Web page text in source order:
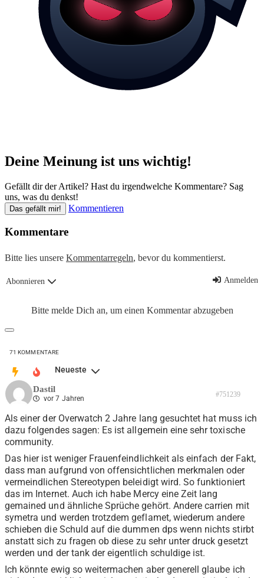
Deine Meinung ist uns wichtig!
Gefällt dir der Artikel? Hast du irgendwelche Kommentare? Sag
uns, was du denkst!
Das gefällt mir! Kommentieren
Kommentare
Bitte lies unsere Kommentarregeln, bevor du kommentierst.
Abonnieren Anmelden
Bitte melde Dich an, um einen Kommentar abzugeben
71 KOMMENTARE
Neueste
Dastil
vor 7 Jahren #751239
Als einer der Overwatch 2 Jahre lang gesuchtet hat muss ich
dazu folgendes sagen: Es ist allgemein eine sehr toxische
community.
Das hier ist weniger Frauenfeindlichkeit als einfach der Fakt,
dass man aufgrund von offensichtlichen merkmalen oder
vermeindlichen Stereotypen beleidigt wird. So funktioniert
das im Internet. Auch ich habe Mercy eine Zeit lang
gemained und ähnliche Sprüche gehört. Andere carrien mit
symetra und werden trotzdem geflamet, wiederum andere
schieben die Schuld auf die dummen dps wenn nichts stirbt
anstatt sich zu fragen ob diese zu sehr unter druck gesetzt
werden und der tank der eigentlich schuldige ist.
Ich könnte ewig so weitermachen aber generell glaube ich